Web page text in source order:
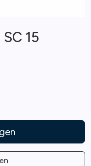
15